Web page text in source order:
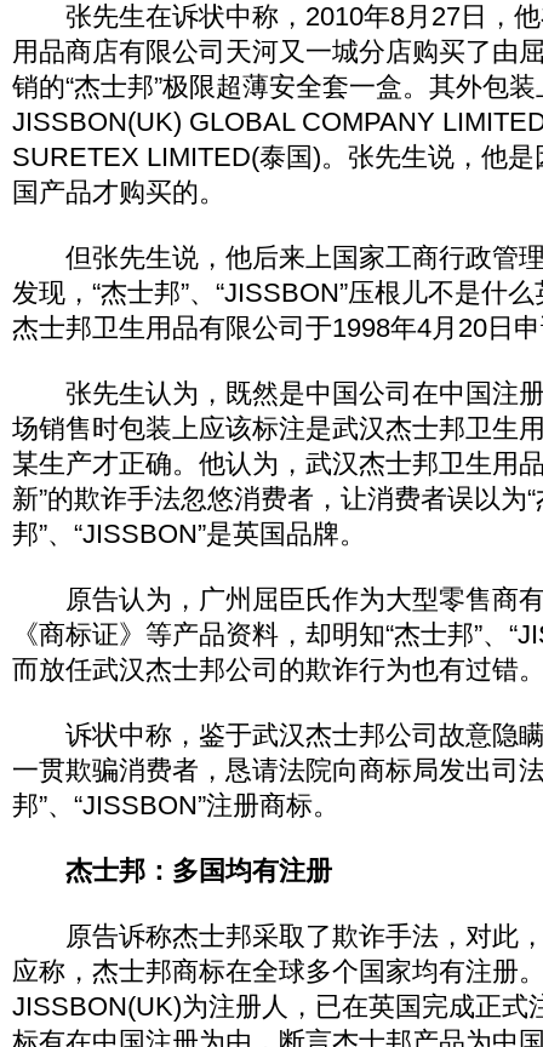
张先生在诉状中称，2010年8月27日，他
用品商店有限公司天河又一城分店购买了由
销的“杰士邦”极限超薄安全套一盒。其外包
JISSBON(UK) GLOBAL COMPANY
SURETEX LIMITED(泰国)。张先生说，他
国产品才购买的。
但张先生说，他后来上国家工商行政管
发现，“杰士邦”、“JISSBON”压根儿不是什
杰士邦卫生用品有限公司于1998年4月20日
张先生认为，既然是中国公司在中国注
场销售时包装上应该标注是武汉杰士邦卫生
某生产才正确。他认为，武汉杰士邦卫生用
新”的欺诈手法忽悠消费者，让消费者误以为
邦”、“JISSBON”是英国品牌。
原告认为，广州屈臣氏作为大型零售商
《商标证》等产品资料，却明知“杰士邦”、
而放任武汉杰士邦公司的欺诈行为也有过错
诉状中称，鉴于武汉杰士邦公司故意隐
一贯欺骗消费者，恳请法院向商标局发出司
邦”、“JISSBON”注册商标。
杰士邦：多国均有注册
原告诉称杰士邦采取了欺诈手法，对此
应称，杰士邦商标在全球多个国家均有注册
JISSBON(UK)为注册人，已在英国完成正式